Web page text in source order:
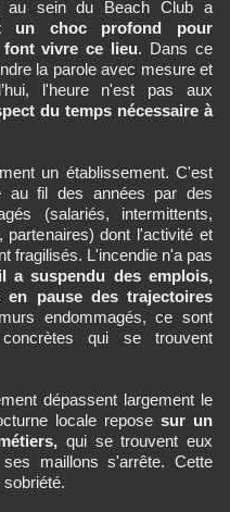
au sein du Beach Club a
un choc profond pour
font vivre ce lieu. Dans ce
la parole avec mesure et
l'heure n'est pas aux
du temps nécessaire à
un établissement. C'est
au fil des années par des
(salariés, intermittents,
partenaires) dont l'activité et
fragilisés. L'incendie n'a pas
il a suspendu des emplois,
pause des trajectoires
endommagés, ce sont
qui se trouvent
dépassent largement le
locale repose sur un
qui se trouvent eux
maillons s'arrête. Cette